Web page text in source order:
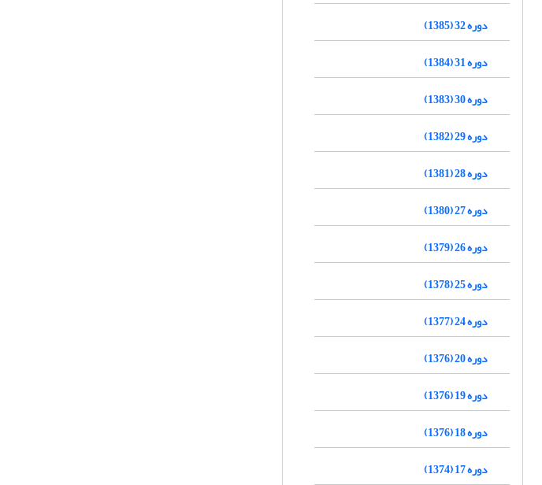
دوره 32 (1385)
دوره 31 (1384)
دوره 30 (1383)
دوره 29 (1382)
دوره 28 (1381)
دوره 27 (1380)
دوره 26 (1379)
دوره 25 (1378)
دوره 24 (1377)
دوره 20 (1376)
دوره 19 (1376)
دوره 18 (1376)
دوره 17 (1374)